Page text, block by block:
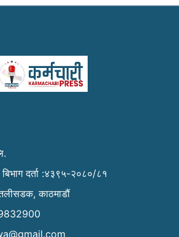
दर्ता :४३९५-२०८०/८१
काठमाडौं